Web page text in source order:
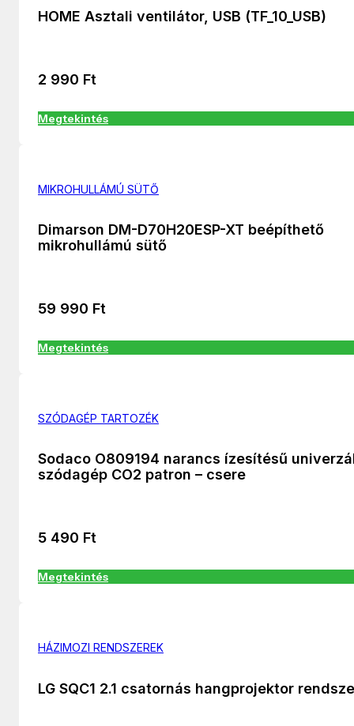
HOME Asztali ventilátor, USB (TF_10_USB)
2 990 Ft
Megtekintés
MIKROHULLÁMÚ SÜTŐ
Dimarson DM-D70H20ESP-XT beépíthető
mikrohullámú sütő
59 990 Ft
Megtekintés
SZÓDAGÉP TARTOZÉK
Sodaco O809194 narancs ízesítésű
szódagép CO2 patron – csere
5 490 Ft
Megtekintés
HÁZIMOZI RENDSZEREK
LG SQC1 2.1 csatornás hangprojektor